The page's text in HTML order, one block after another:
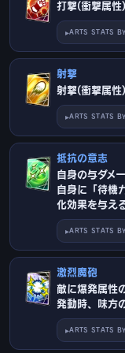
打撃(衝撃属性)
ARTS STATS BY
射撃
射撃(衝撃属性)
ARTS STATS BY
抵抗の意志
自身の与ダメ
自身に「待機
化効果を与え
ARTS STATS BY
激烈魔砲
敵に爆発属性
発動時、味方
ARTS STATS BY